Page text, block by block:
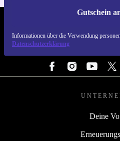
Gutschein
Informationen über die Verwendung
Datenschutzerklärung
Deine